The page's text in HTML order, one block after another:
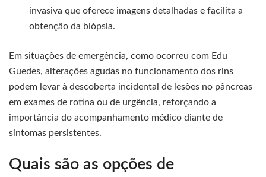
invasiva que oferece imagens detalhadas e facilita a
obtenção da biópsia.
Em situações de emergência, como ocorreu com Edu
Guedes, alterações agudas no funcionamento dos rins
podem levar à descoberta incidental de lesões no pâncreas
em exames de rotina ou de urgência, reforçando a
importância do acompanhamento médico diante de
sintomas persistentes.
Quais são as opções de